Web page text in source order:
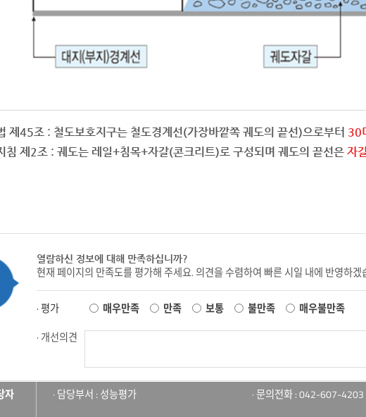
제45조 : 철도보호지구는 철도경계선(가장바깥쪽 궤도의 끝선)으로부터 30
침 제2조 : 궤도는 레일+침목+자갈(콘크리트)로 구성되며 궤도의 끝선은 자
열람하신 정보에 대해 만족하십니까?
현재 페이지의 만족도를 평가해 주세요. 의견을 수렴하여 빠른 시일 내에 반영하겠
· 평가 매우만족 만족 보통 불만족
매우불만족
· 개선의견
자 · 담당부서 : 성능평가
· 문의전화 : 042-607-4203